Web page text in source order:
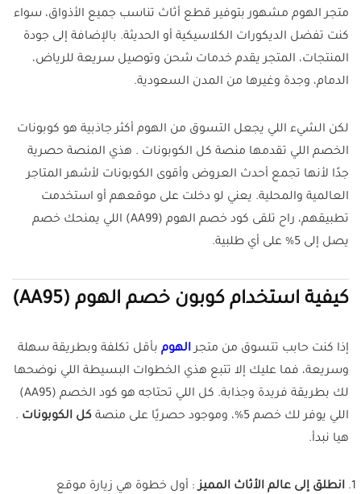
متجر الهوم مشهور بتوفير قطع أثاث تناسب جميع الأذواق، سواء
كنت تفضل الديكورات الكلاسيكية أو الحديثة. بالإضافة إلى جودة
المنتجات، المتجر يقدم خدمات شحن وتوصيل سريعة للرياض،
الدمام، وجدة وغيرها من المدن السعودية.
لكن الشيء اللي يجعل التسوق من الهوم أكثر جاذبية هو كوبونات
الخصم اللي تقدمها منصة كل الكوبونات . هذي المنصة حصرية
جدًا لأنها تجمع أحدث العروض وأقوى الكوبونات لأشهر المتاجر
العالمية والمحلية. يعني لو دخلت على موقعهم أو استخدمت
تطبيقهم، راح تلقى كود خصم الهوم (AA99) اللي يمنحك خصم
يصل إلى 5% على أي طلبية.
كيفية استخدام كوبون خصم الهوم (AA95)
إذا كنت حابب تتسوق من متجرالهوم بأقل تكلفة وبطريقة سهلة
وسريعة، فما عليك إلا تتبع هذي الخطوات البسيطة اللي نوضحها
لك بطريقة فريدة وجذابة. كل اللي تحتاجه هو كود الخصم (AA95)
اللي يوفر لك خصم 5%، وموجود حصريًا على منصة
كل الكوبونات .
هيا نبدأ.
انطلق إلى عالم الأثاث المميز: أول خطوة هي زيارة موقع